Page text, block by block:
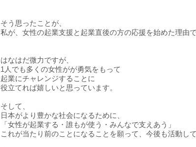
そう思ったことが、
私が、女性の起業支援と起業直後の方の応援を始めた理由で
はなはだ微力ですが、
1人でも多くの女性がが勇気をもって
起業にチャレンジすることに
役立てれば嬉しいと思っています。
そして、
日本がより豊かな社会になるために、
「女性が起業する・誰もが使う・みんなで支えあう」
これが当たり前のことになることを願って、今後も活動して